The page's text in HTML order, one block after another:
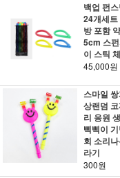
백업 펀
24개세트
방 포함
5cm 스
이 스틱
45,000원
스마일
상랜덤
리 응원
삑삑이
회 소리
라기
300원